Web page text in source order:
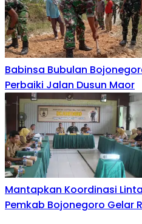
Babinsa Bubulan
Perbaiki Jalan Dusun Maor
Mantapkan Koordinasi
Pemkab Bojonegoro Gelar